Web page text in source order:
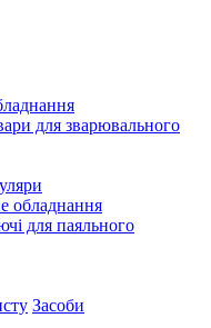
для зварювального
обладнання
для паяльного
Засоби